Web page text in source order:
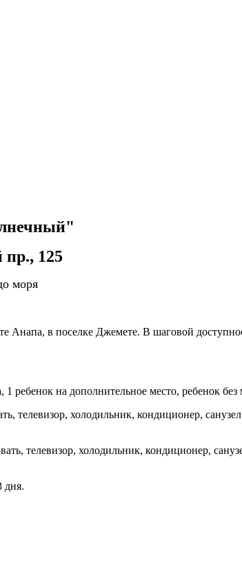
125
моря
Анапа, в поселке Джемете. В шаговой
ребенок на дополнительное место, ребенок без
телевизор, холодильник, кондиционер,
телевизор, холодильник, кондиционер,
дня.